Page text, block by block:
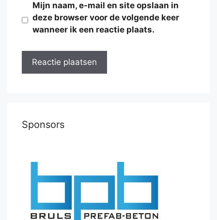
Mijn naam, e-mail en site opslaan in
deze browser voor de volgende keer
wanneer ik een reactie plaats.
Sponsors